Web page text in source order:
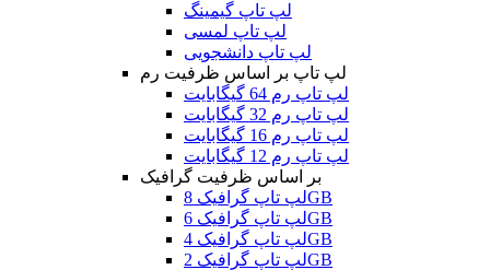
لپ تاپ گیمینگ
لپ تاپ لمسی
لپ تاپ دانشجویی
لپ تاپ بر اساس ظرفیت رم
لپ تاپ رم 64 گیگابایت
لپ تاپ رم 32 گیگابایت
لپ تاپ رم 16 گیگابایت
لپ تاپ رم 12 گیگابایت
بر اساس ظرفیت گرافیک
لپ تاپ گرافیک 8GB
لپ تاپ گرافیک 6GB
لپ تاپ گرافیک 4GB
لپ تاپ گرافیک 2GB